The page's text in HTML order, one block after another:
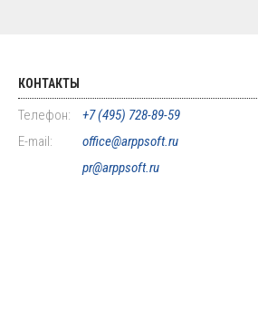
КОНТАКТЫ
Телефон:
+7 (495) 728-89-59
E-mail:
office@arppsoft.ru
pr@arppsoft.ru